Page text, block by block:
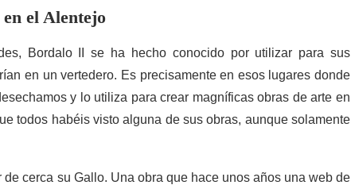
el Alentejo
Bordalo II se ha hecho conocido por utilizar para sus
en un vertedero. Es precisamente en esos lugares donde
y lo utiliza para crear magníficas obras de arte en
todos habéis visto alguna de sus obras, aunque solamente
cerca su Gallo. Una obra que hace unos años una web de